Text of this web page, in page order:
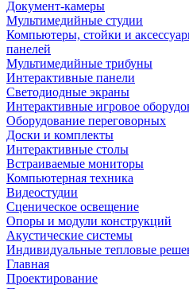
Документ-камеры
Мультимедийные студии
Компьютеры, стойки и
панелей
Мультимедийные трибуны
Интерактивные панели
Светодиодные экраны
Интерактивные игровое
Оборудование переговорных
Доски и комплекты
Интерактивные столы
Встраиваемые мониторы
Компьютерная техника
Видеостудии
Cценическое освещение
Опоры и модули конструкций
Акустические системы
Индивидуальные тепловые
Главная
Проектирование